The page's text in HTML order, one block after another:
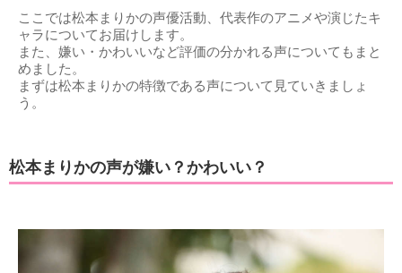
ここでは松本まりかの声優活動、代表作のアニメや演じたキ
ャラについてお届けします。
また、嫌い・かわいいなど評価の分かれる声についてもまと
めました。
まずは松本まりかの特徴である声について見ていきましょ
う。
松本まりかの声が嫌い？かわいい？